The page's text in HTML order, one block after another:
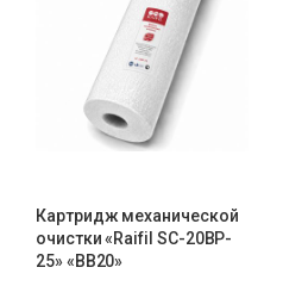
Картридж механической
очистки «Raifil SC-20BP-
25» «BB20»